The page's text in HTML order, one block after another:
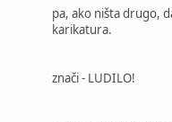
pa, ako ništa drugo,
karikatura.
znači - LUDILO!